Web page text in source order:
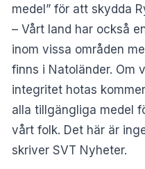
medel” för att skydda
– Vårt land har också
inom vissa områden
finns i Natoländer. Om
integritet hotas
alla tillgängliga medel
vårt folk. Det här är
skriver SVT Nyheter.